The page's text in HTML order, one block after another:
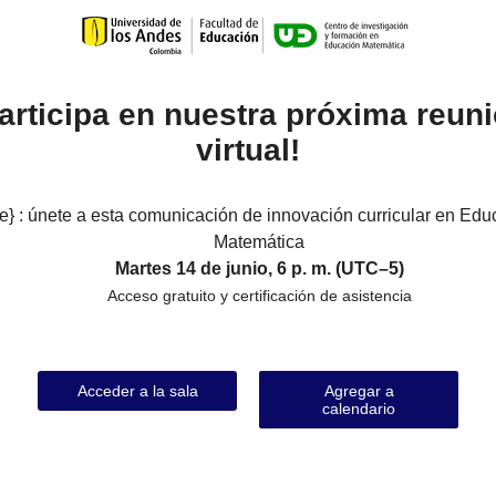
en nuestra próxima
virtual!
: únete a esta comunicación de innovación curricular en
Matemática
Martes 14 de junio, 6 p. m. (UTC–5)
Acceso gratuito y certificación de asistencia
Acceder a la sala
Agregar a
calendario